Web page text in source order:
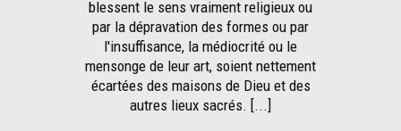
blessent le sens vraiment religieux ou
par la dépravation des formes ou par
l'insuffisance, la médiocrité ou le
mensonge de leur art, soient nettement
écartées des maisons de Dieu et des
autres lieux sacrés. [...]